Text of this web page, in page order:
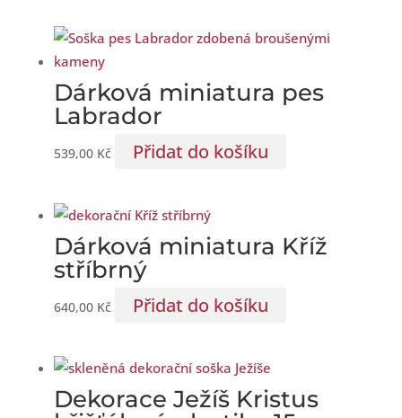
Dárková miniatura pes
Labrador
539,00 Kč Přidat do košíku
Dárková miniatura Kříž
stříbrný
640,00 Kč Přidat do košíku
Dekorace Ježíš Kristus